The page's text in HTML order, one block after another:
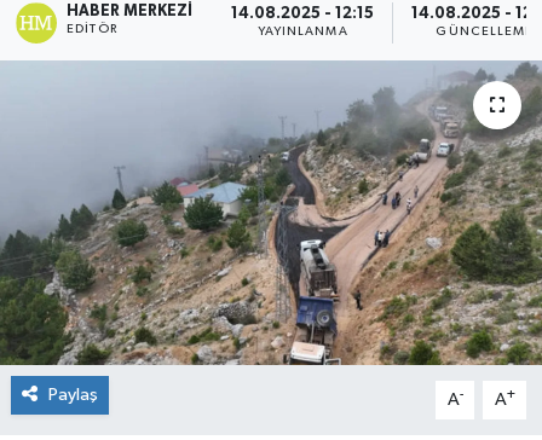
HABER MERKEZI
EDITÖR
14.08.2025 - 12:15
YAYINLANMA
14.08.2025 -
GÜNCELLEME
Paylaş A- A+